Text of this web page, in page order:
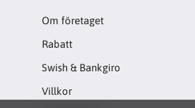
Om företaget
Rabatt
Swish & Bankgiro
Villkor